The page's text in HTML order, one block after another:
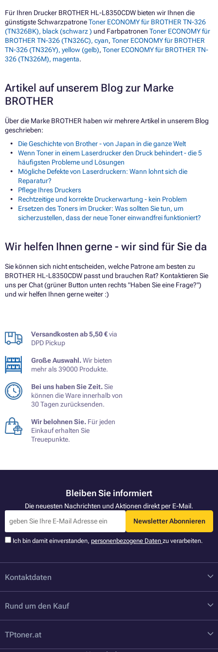
Für Ihren Drucker BROTHER HL-L8350CDW bieten wir Ihnen die
günstigste SchwarzpatroneToner ECONOMY für BROTHER TN-326
(TN326BK), black (schwarz ) und Farbpatronen Toner ECONOMY für
BROTHER TN-326 (TN326C), cyan, Toner ECONOMY für BROTHER
TN-326 (TN326Y), yellow (gelb), Toner ECONOMY für BROTHER TN-
326 (TN326M), magenta.
Artikel auf unserem Blog zur Marke
BROTHER
Über die Marke BROTHER haben wir mehrere Artikel in unserem Blog
geschrieben:
Die Geschichte von Brother - von Japan in die ganze Welt
Wenn Toner in einem Laserdrucker den Druck behindert - die 5
häufigsten Probleme und Lösungen
Mögliche Defekte von Laserdruckern: Wann lohnt sich die
Reparatur?
Pflege Ihres Druckers
Rechtzeitige und korrekte Druckerwartung - kein Problem
Ersetzen des Toners im Drucker: Was sollten Sie tun, um
sicherzustellen, dass der neue Toner einwandfrei funktioniert?
Wir helfen Ihnen gerne - wir sind für Sie da
Sie können sich nicht entscheiden, welche Patrone am besten zu
BROTHER HL-L8350CDW passt und brauchen Rat? Kontaktieren Sie
uns per Chat (grüner Button unten rechts "Haben Sie eine Frage?")
und wir helfen Ihnen gerne weiter :)
Versandkosten ab 5,50 €via
DPD Pickup
Große Auswahl.Wir bieten
mehr als 39000 Produkte.
Bei uns haben Sie Zeit.Sie
können die Ware innerhalb von
30 Tagen zurücksenden.
Wir belohnen Sie. Für jeden
Einkauf erhalten Sie
Treuepunkte.
Bleiben Sie informiert
Die neuesten Nachrichten und Aktionen direkt per E-Mail.
Newsletter Abonnieren
Ich bin damit einverstanden, personenbezogene Daten zu verarbeiten.
Kontaktdaten
Rund um den Kauf
TPtoner.at